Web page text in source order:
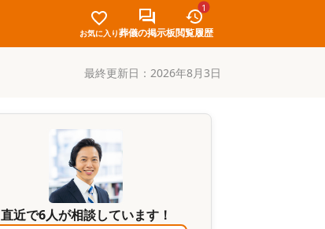
お気に入り葬儀の掲示板
1
閲覧履歴
最終更新日： 2026年8月3日
直近で6人が相談しています！